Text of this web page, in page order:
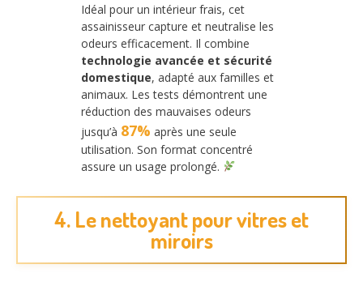
Idéal pour un intérieur frais, cet
assainisseur capture et neutralise les
odeurs efficacement. Il combine
technologie avancée et sécurité
domestique, adapté aux familles et
animaux. Les tests démontrent une
réduction des mauvaises odeurs
jusqu’à 87% après une seule
utilisation. Son format concentré
assure un usage prolongé.
4. Le nettoyant pour vitres et
miroirs